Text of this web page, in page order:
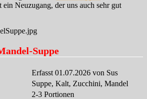
Neuzugang, der uns auch sehr gut
Suppe
Erfasst 01.07.2026 von Sus
Suppe, Kalt, Zucchini, Mandel
2-3 Portionen